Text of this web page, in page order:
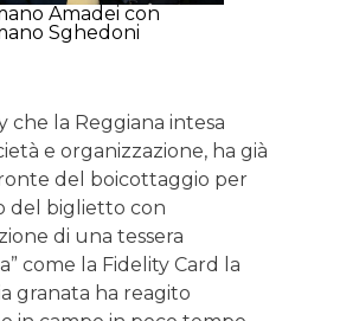
Amadei con
Sghedoni
che la Reggiana intesa
e organizzazione, ha già
del boicottaggio per
del biglietto con
di una tessera
come la Fidelity Card la
granata ha reagito